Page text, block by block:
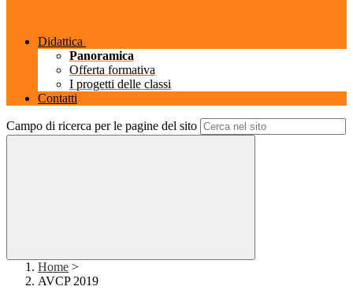
Didattica
Panoramica
Offerta formativa
I progetti delle classi
Contatti
Campo di ricerca per le pagine del sito
Home >
AVCP 2019